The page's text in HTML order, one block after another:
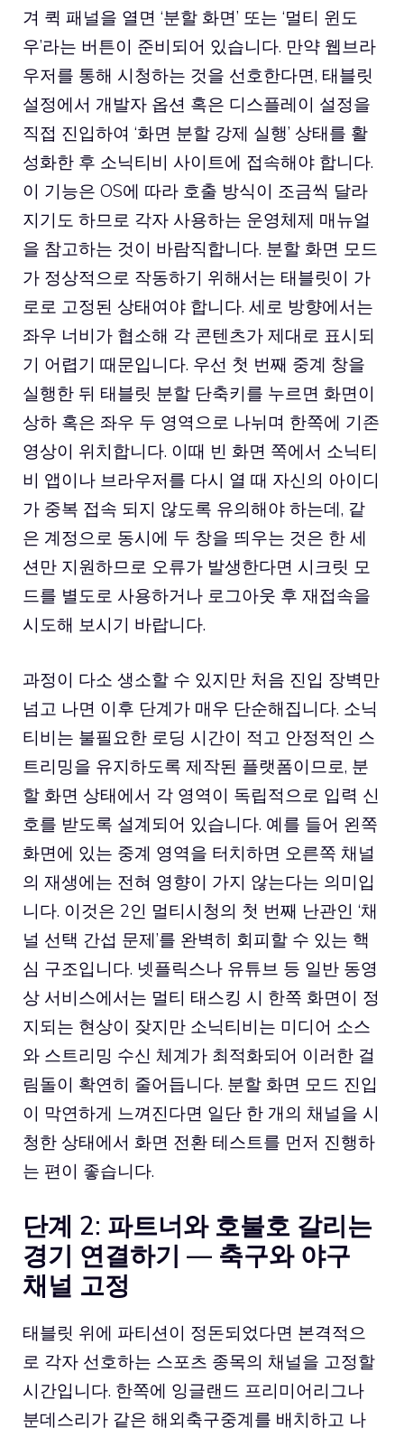
겨 퀵 패널을 열면 ‘분할 화면’ 또는 ‘멀티 윈도
우’라는 버튼이 준비되어 있습니다. 만약 웹브라
우저를 통해 시청하는 것을 선호한다면, 태블릿
설정에서 개발자 옵션 혹은 디스플레이 설정을
직접 진입하여 ‘화면 분할 강제 실행’ 상태를 활
성화한 후 소닉티비 사이트에 접속해야 합니다.
이 기능은 OS에 따라 호출 방식이 조금씩 달라
지기도 하므로 각자 사용하는 운영체제 매뉴얼
을 참고하는 것이 바람직합니다. 분할 화면 모드
가 정상적으로 작동하기 위해서는 태블릿이 가
로로 고정된 상태여야 합니다. 세로 방향에서는
좌우 너비가 협소해 각 콘텐츠가 제대로 표시되
기 어렵기 때문입니다. 우선 첫 번째 중계 창을
실행한 뒤 태블릿 분할 단축키를 누르면 화면이
상하 혹은 좌우 두 영역으로 나뉘며 한쪽에 기존
영상이 위치합니다. 이때 빈 화면 쪽에서 소닉티
비 앱이나 브라우저를 다시 열 때 자신의 아이디
가 중복 접속 되지 않도록 유의해야 하는데, 같
은 계정으로 동시에 두 창을 띄우는 것은 한 세
션만 지원하므로 오류가 발생한다면 시크릿 모
드를 별도로 사용하거나 로그아웃 후 재접속을
시도해 보시기 바랍니다.
과정이 다소 생소할 수 있지만 처음 진입 장벽만
넘고 나면 이후 단계가 매우 단순해집니다. 소닉
티비는 불필요한 로딩 시간이 적고 안정적인 스
트리밍을 유지하도록 제작된 플랫폼이므로, 분
할 화면 상태에서 각 영역이 독립적으로 입력 신
호를 받도록 설계되어 있습니다. 예를 들어 왼쪽
화면에 있는 중계 영역을 터치하면 오른쪽 채널
의 재생에는 전혀 영향이 가지 않는다는 의미입
니다. 이것은 2인 멀티시청의 첫 번째 난관인 ‘채
널 선택 간섭 문제’를 완벽히 회피할 수 있는 핵
심 구조입니다. 넷플릭스나 유튜브 등 일반 동영
상 서비스에서는 멀티 태스킹 시 한쪽 화면이 정
지되는 현상이 잦지만 소닉티비는 미디어 소스
와 스트리밍 수신 체계가 최적화되어 이러한 걸
림돌이 확연히 줄어듭니다. 분할 화면 모드 진입
이 막연하게 느껴진다면 일단 한 개의 채널을 시
청한 상태에서 화면 전환 테스트를 먼저 진행하
는 편이 좋습니다.
단계 2: 파트너와 호불호 갈리는
경기 연결하기 — 축구와 야구
채널 고정
태블릿 위에 파티션이 정돈되었다면 본격적으
로 각자 선호하는 스포츠 종목의 채널을 고정할
시간입니다. 한쪽에 잉글랜드 프리미어리그나
분데스리가 같은 해외축구중계를 배치하고 나